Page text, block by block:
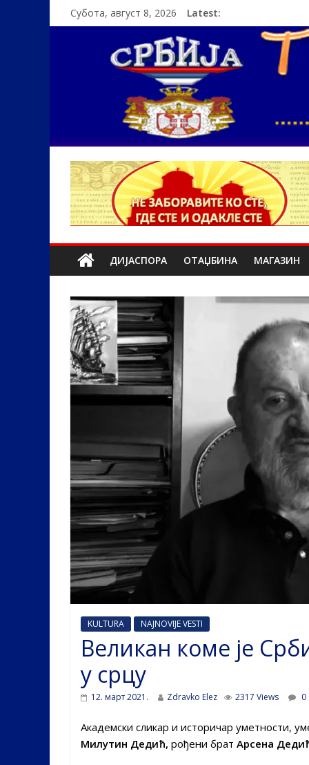
Субота, август 8, 2026 Latest:
ДИЈАСПОРА ОТАЏБИНА МАГАЗИН
KULTURA NAJNOVIJE VESTI
Великан коме је
у срцу
12. март 2021. Zdravko Elez 2317 Views 0
Академски сликар и историчар уметности,
Милутин Дедић, рођени брат Арсена